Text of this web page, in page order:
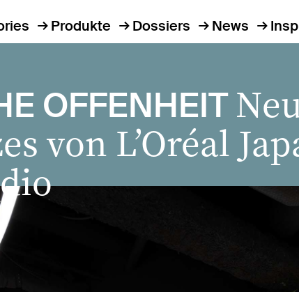
Produkte Dossiers News
OFFENHEIT
von L’Oréal